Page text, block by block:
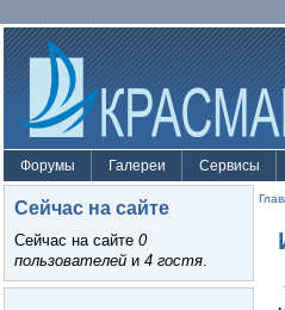
Форумы Галереи Сервисы
Сейчас на сайте
Сейчас на сайте 0
пользователей и 4 гостя.